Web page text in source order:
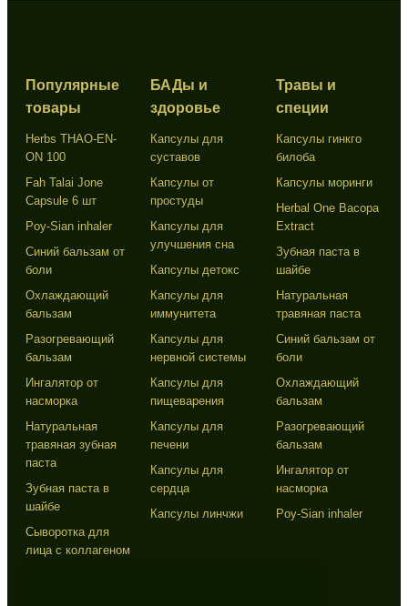
Популярные
товары
Herbs THAO-EN-
ON 100
Fah Talai Jone
Capsule 6 шт
Poy-Sian inhaler
Синий бальзам от
боли
Охлаждающий
бальзам
Разогревающий
бальзам
Ингалятор от
насморка
Натуральная
травяная зубная
паста
Зубная паста в
шайбе
Сыворотка для
лица с коллагеном
БАДы и
здоровье
Капсулы для
суставов
Капсулы от
простуды
Капсулы для
улучшения сна
Капсулы детокс
Капсулы для
иммунитета
Капсулы для
нервной системы
Капсулы для
пищеварения
Капсулы для
печени
Капсулы для
сердца
Капсулы линчжи
Травы и
специи
Капсулы гинкго
билоба
Капсулы моринги
Herbal One Bacopa
Extract
Зубная паста в
шайбе
Натуральная
травяная паста
Синий бальзам от
боли
Охлаждающий
бальзам
Разогревающий
бальзам
Ингалятор от
насморка
Poy-Sian inhaler